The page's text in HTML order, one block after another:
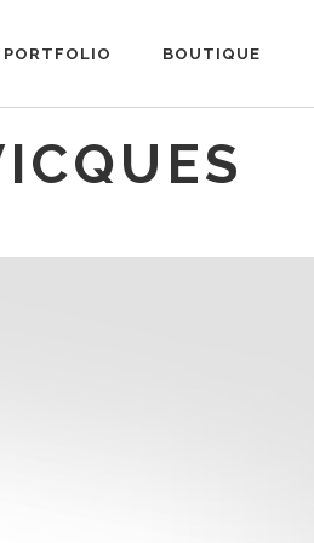
PORTFOLIO BOUTIQUE